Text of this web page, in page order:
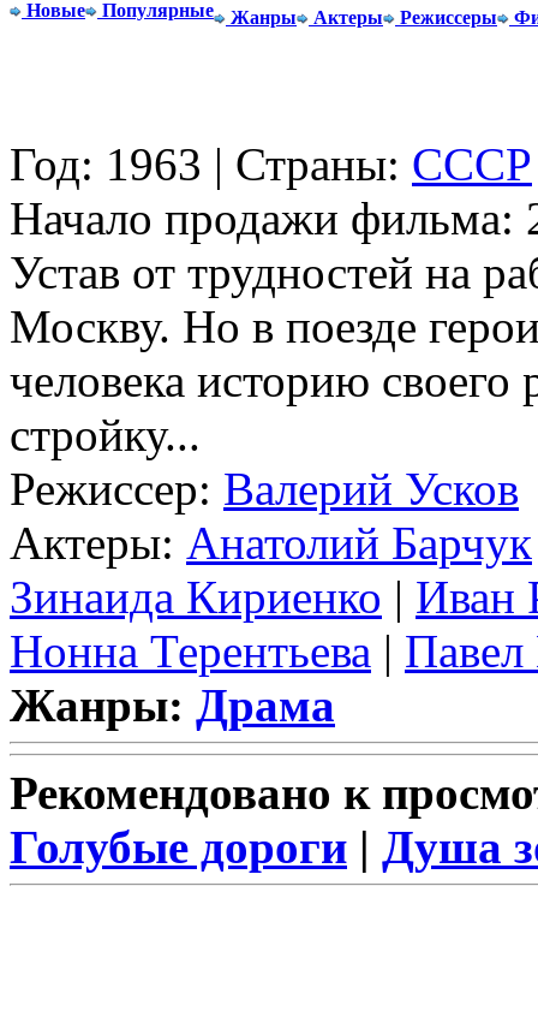
Новые Популярные Жанры Актеры Режиссеры
Год: 1963 | Страны: СССР
Начало продажи фильма:
Устав от трудностей на
Москву. Но в поезде
человека историю
стройку...
Режиссер: Валерий Усков
Актеры: Анатолий Барчук
Зинаида Кириенко | Иван
Нонна Терентьева | Павел
Жанры: Драма
Рекомендовано к
Голубые дороги | Душа